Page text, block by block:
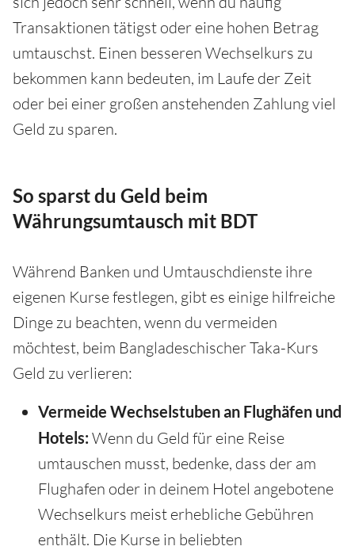
Transaktionen tätigst oder eine hohen Betrag
umtauschst. Einen besseren Wechselkurs zu
bekommen kann bedeuten, im Laufe der Zeit
oder bei einer großen anstehenden Zahlung viel
Geld zu sparen.
So sparst du Geld beim
Währungsumtausch mit BDT
Während Banken und Umtauschdienste ihre
eigenen Kurse festlegen, gibt es einige hilfreiche
Dinge zu beachten, wenn du vermeiden
möchtest, beim Bangladeschischer Taka-Kurs
Geld zu verlieren:
Vermeide Wechselstuben an Flughäfen und
Hotels: Wenn du Geld für eine Reise
umtauschen musst, bedenke, dass der am
Flughafen oder in deinem Hotel angebotene
Wechselkurs meist erhebliche Gebühren
enthält. Die Kurse in beliebten